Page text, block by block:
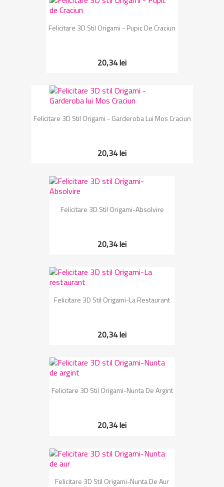
Felicitare 3D Stil Origami - Pupic De Craciun
20,34 lei
Felicitare 3D Stil Origami - Garderoba Lui Mos Craciun
20,34 lei
Felicitare 3D Stil Origami-Absolvire
20,34 lei
Felicitare 3D Stil Origami-La Restaurant
20,34 lei
Felicitare 3D Stil Origami-Nunta De Argint
20,34 lei
Felicitare 3D Stil Origami-Nunta De Aur